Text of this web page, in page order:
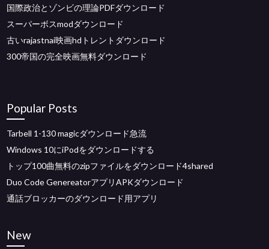
国際政治とゾンビの理論PDFダウンロード
スーパーボスmodダウンロード
古いrajastnai映画hdトレントダウンロード
300帝国の完全映画無料ダウンロード
Popular Posts
Tarbell 1-130 magicダウンロード急流
Windows 10にiPodをダウンロードする
トップ100曲無料のzipファイルをダウンロード4shared
Duo Code GenereatorアプリAPKダウンロード
通話ブロッカーのダウンロード用アプリ
New